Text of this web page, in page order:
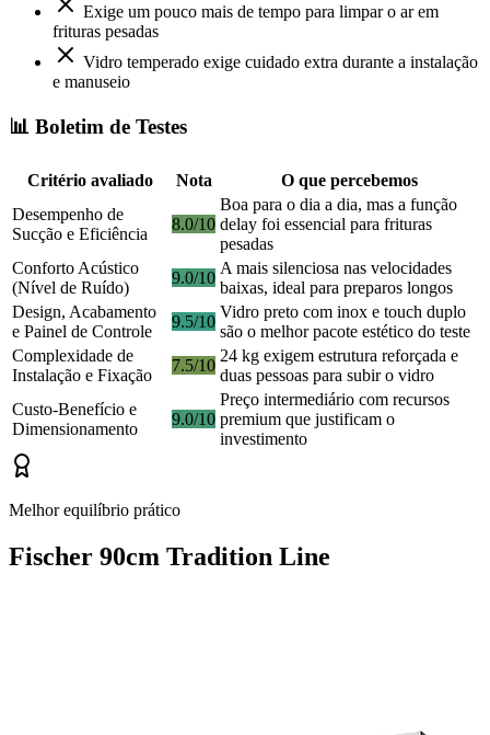
Exige um pouco mais de tempo para limpar o ar em
frituras pesadas
Vidro temperado exige cuidado extra durante a instalação
e manuseio
📊 Boletim de Testes
Critério avaliado Nota
O que percebemos
Desempenho de
Sucção e Eficiência
8.0/10
Boa para o dia a dia, mas a função
delay foi essencial para frituras
pesadas
Conforto Acústico
(Nível de Ruído)
9.0/10
A mais silenciosa nas velocidades
baixas, ideal para preparos longos
Design, Acabamento
e Painel de Controle
9.5/10
Vidro preto com inox e touch duplo
são o melhor pacote estético do teste
Complexidade de
Instalação e Fixação
7.5/10
24 kg exigem estrutura reforçada e
duas pessoas para subir o vidro
Custo-Benefício e
Dimensionamento
9.0/10
Preço intermediário com recursos
premium que justificam o
investimento
Melhor equilíbrio prático
Fischer 90cm Tradition Line